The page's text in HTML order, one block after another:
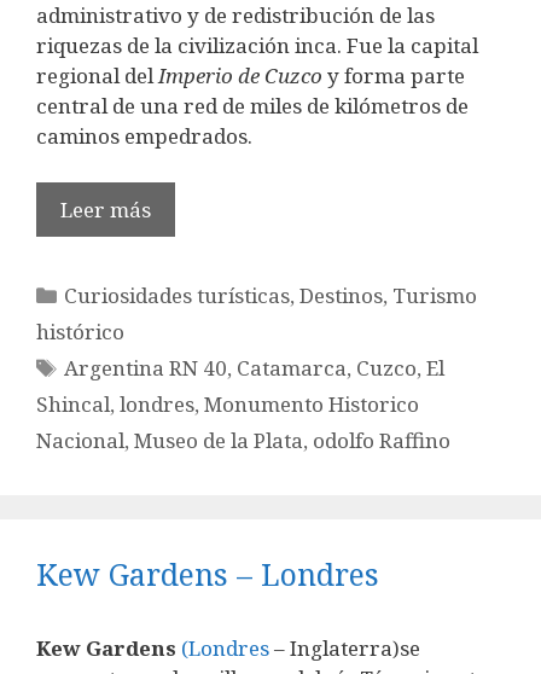
administrativo y de redistribución de las
riquezas de la civilización inca. Fue la capital
regional delImperio de Cuzco y forma parte
central de una red de miles de kilómetros de
caminos empedrados.
Leer más
Categorías
Curiosidades turísticas,Destinos, Turismo
histórico
Etiquetas
Argentina RN 40, Catamarca, Cuzco,El
Shincal, londres, Monumento Historico
Nacional, Museo de la Plata, odolfo Raffino
Kew Gardens – Londres
Kew Gardens (Londres– Inglaterra)se